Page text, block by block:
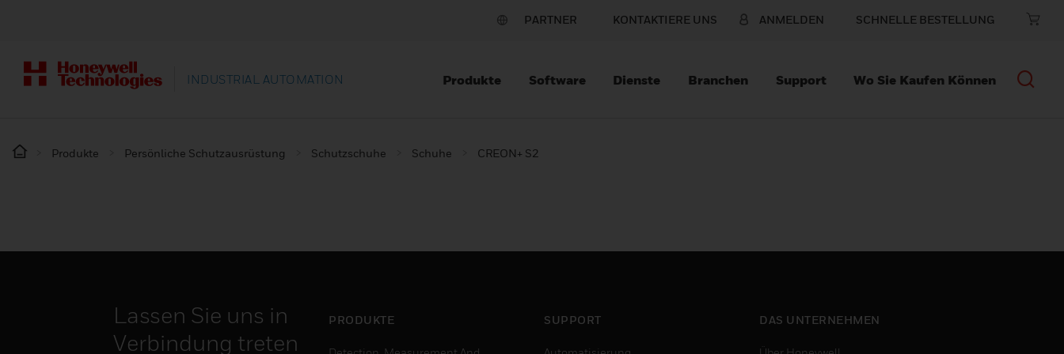
PARTNER KONTAKTIERE UNS ANMELDEN SCHNELLE BESTELLUNG
INDUSTRIAL AUTOMATION Produkte Software Dienste Branchen Support Wo Sie Kaufen Können
Produkte Persönliche Schutzausrüstung Schutzschuhe Schuhe CREON+ S2
Lassen Sie uns in
Verbindung treten
PRODUKTE SUPPORT DAS UNTERNEHMEN